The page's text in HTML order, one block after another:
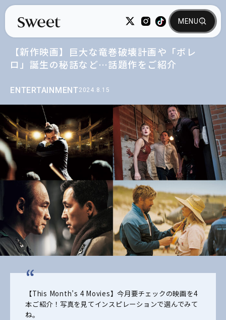
ENTERTAINMENT2024.8.15
【新作映画】巨大な竜巻破壊計画や「ボレ
ロ」誕生の秘話など…話題作をご紹介
【This Month’s 4 Movies】今月要チェックの映画を4
本ご紹介！写真を見てインスピレーションで選んでみて
ね。